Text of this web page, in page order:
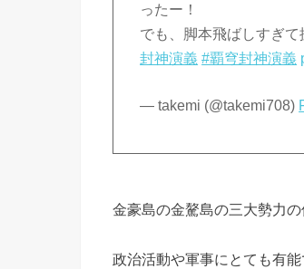
ったー！
でも、脚本飛ばしすぎ
封神演義 #覇穹封神演義
— takemi (@takemi708)
金豪島の金驁島の三大勢力
政治活動や軍事にとても有